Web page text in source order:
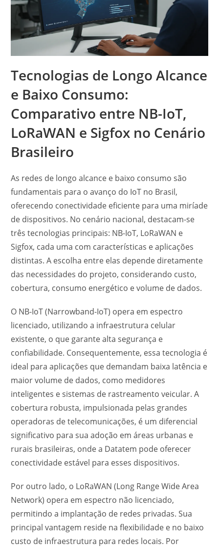
Tecnologias de Longo Alcance
e Baixo Consumo:
Comparativo entre NB-IoT,
LoRaWAN e Sigfox no Cenário
Brasileiro
As redes de longo alcance e baixo consumo são
fundamentais para o avanço do IoT no Brasil,
oferecendo conectividade eficiente para uma miríade
de dispositivos. No cenário nacional, destacam-se
três tecnologias principais: NB-IoT, LoRaWAN e
Sigfox, cada uma com características e aplicações
distintas. A escolha entre elas depende diretamente
das necessidades do projeto, considerando custo,
cobertura, consumo energético e volume de dados.
O NB-IoT (Narrowband-IoT) opera em espectro
licenciado, utilizando a infraestrutura celular
existente, o que garante alta segurança e
confiabilidade. Consequentemente, essa tecnologia é
ideal para aplicações que demandam baixa latência e
maior volume de dados, como medidores
inteligentes e sistemas de rastreamento veicular. A
cobertura robusta, impulsionada pelas grandes
operadoras de telecomunicações, é um diferencial
significativo para sua adoção em áreas urbanas e
rurais brasileiras, onde a Datatem pode oferecer
conectividade estável para esses dispositivos.
Por outro lado, o LoRaWAN (Long Range Wide Area
Network) opera em espectro não licenciado,
permitindo a implantação de redes privadas. Sua
principal vantagem reside na flexibilidade e no baixo
custo de infraestrutura para redes locais. Por